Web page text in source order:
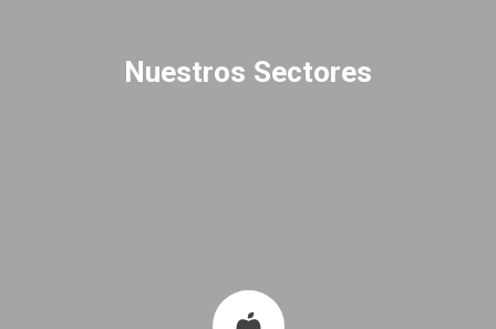
Nuestros Sectores